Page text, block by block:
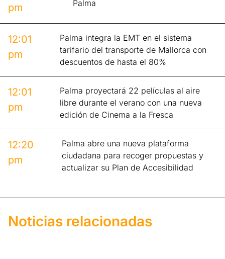
pm
Palma
12:01
pm
Palma integra la EMT en el sistema
tarifario del transporte de Mallorca con
descuentos de hasta el 80%
12:01
pm
Palma proyectará 22 películas al aire
libre durante el verano con una nueva
edición de Cinema a la Fresca
12:20
pm
Palma abre una nueva plataforma
ciudadana para recoger propuestas y
actualizar su Plan de Accesibilidad
Noticias relacionadas